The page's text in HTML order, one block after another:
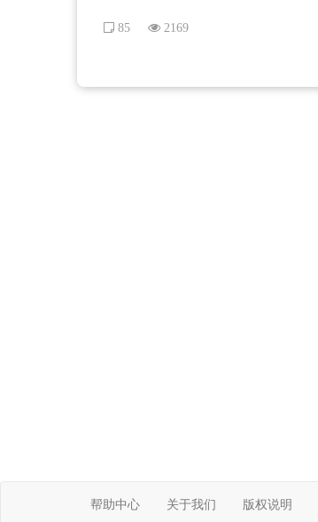
85 2169
帮助中心 关于我们 版权说明